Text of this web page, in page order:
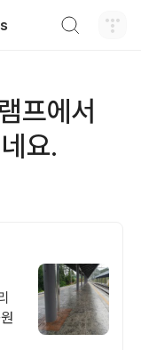
프에서
요.